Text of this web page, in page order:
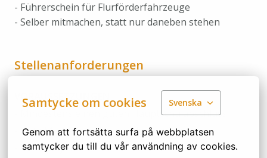
Samtycke om cookies Svenska
Genom att fortsätta surfa på webbplatsen
samtycker du till du vår användning av cookies.
- Führerschein für Flurförderfahrzeuge
- Selber mitmachen, statt nur daneben stehen
Stellenanforderungen
VORAUSSETZUNGEN
- Mindestens einen guten Hauptschulabschluss
- Gute Mathe- und Deutschkenntnisse
- Teamplayer